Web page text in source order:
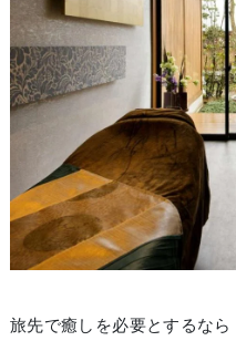
旅先で癒しを必要とするな